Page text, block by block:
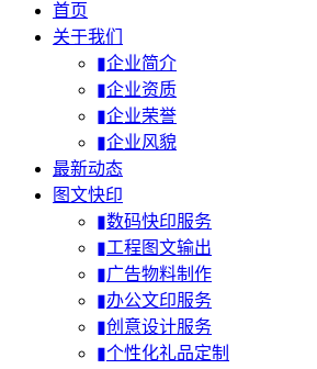
首页
关于我们
▮企业简介
▮企业资质
▮企业荣誉
▮企业风貌
最新动态
图文快印
▮数码快印服务
▮工程图文输出
▮广告物料制作
▮办公文印服务
▮创意设计服务
▮个性化礼品定制